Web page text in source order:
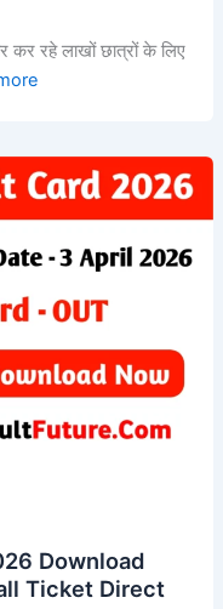
कर रहे लाखों छात्रों के लिए
Download
Ticket Direct